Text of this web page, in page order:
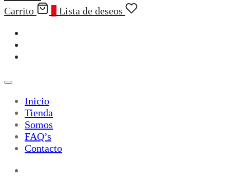
Carrito
Lista de deseos
Inicio
Tienda
Somos
FAQ’s
Contacto